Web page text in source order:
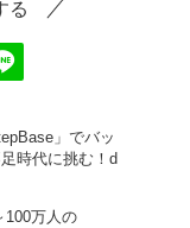
る
」でバッ
時代に挑む！d
100万人の